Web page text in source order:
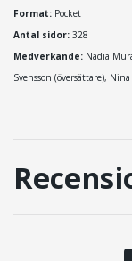
Format: Pocket
Antal sidor: 328
Medverkande: Nadia
Svensson (översättare),